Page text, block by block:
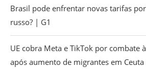
Brasil pode enfrentar novas tarifas
russo? | G1
UE cobra Meta e TikTok por combate
após aumento de migrantes em Ceuta